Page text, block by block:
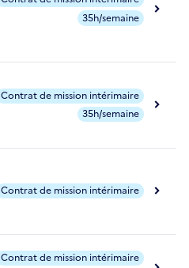
35h/semaine
Contrat de mission intérimaire
35h/semaine
Contrat de mission intérimaire
Contrat de mission intérimaire